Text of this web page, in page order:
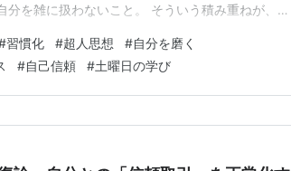
を雑に扱わないこと。 そういう積み重ねが、言
もいい。 自分を大切に扱う習慣は、ちゃんと自
良くする…
習慣化 #超人思想 #自分を磨く
#自己信頼 #土曜日の学び